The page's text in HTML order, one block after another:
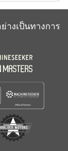
างเป็นทางการ